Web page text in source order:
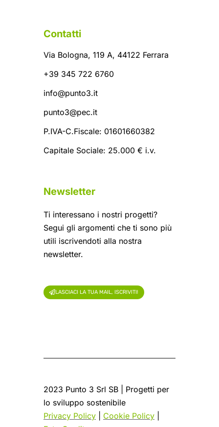
Contatti
Via Bologna, 119 A, 44122 Ferrara
+39 345 722 6760
info@punto3.it
punto3@pec.it
P.IVA-C.Fiscale: 01601660382
Capitale Sociale: 25.000 € i.v.
Newsletter
Ti interessano i nostri progetti?
Segui gli argomenti che ti sono più
utili iscrivendoti alla nostra
newsletter.
LASCIACI LA TUA MAIL, ISCRIVITI!
2023 Punto 3 Srl SB | Progetti per
lo sviluppo sostenibile
Privacy Policy
Cookie Policy